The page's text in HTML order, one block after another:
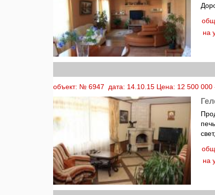
на
объект: № 6947 дата: 14.10.15 Цена: 12 500 000
на